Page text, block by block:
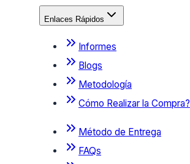
Enlaces Rápidos
Informes
Blogs
Metodología
Cómo Realizar la Compra?
Método de Entrega
FAQs